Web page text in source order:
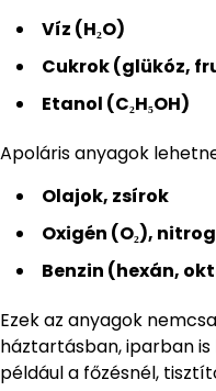
Víz (H₂O)
Cukrok (glükóz,
Etanol (C₂H₅OH)
Apoláris anyagok
Olajok, zsírok
Oxigén (O₂),
Benzin (hexán,
Ezek az anyagok
háztartásban, iparban
például a főzésnél,